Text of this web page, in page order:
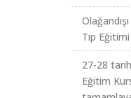
Tıp Eğitimi
27-28
Eğitim